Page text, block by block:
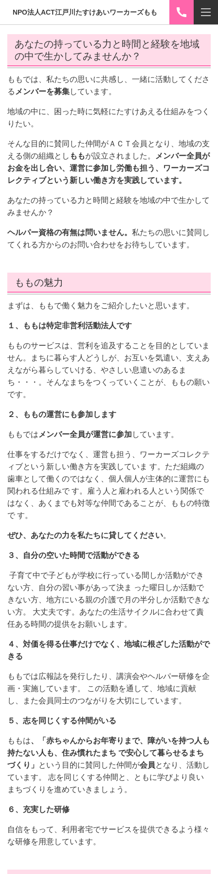
NPO法人ACT江戸川たすけあいワーカーズもも
あなたの持っている力と時間と経験を地域
の中で生かしてみませんか？
ももでは、私たちの思いに共感し、一緒に活動してくださ
る メンバーを募集しています。
地域の中に、困った時に気軽にたすけあえる仕組みをつく
りたい。
そんな目的に賛同した仲間がＡＣＴ会員となり、地域の支
える側の組織とし ももが設立されました。
メンバー全員が
お金を出し合い、運営に参加し労働も担う、ワーカーズコ
レクティブという新しい働き方を実践しています。
あなたの持っている力と時間と経験を地域の中で生かして
みませんか？
ヘルパー資格の有無は問いません。 私たちの思いに賛同し
てくれる方からのお問い合わせをお待ちしています。
ももの魅力
まずは、ももで働く魅力をご紹介したいと思います。
１、ももは特定非営利活動法人です
もものサービスは、営利を追及することを目的としていま
せん。まちに暮らす人どうしが、お互いを気遣い、支えあ
えながら暮らしていける、やさしい息遣いのあるま
ち・・・。そんなまちをつくっていくことが、ももの願い
です。
２、ももの運営にも参加します
ももでは メンバー全員が運営に参加 しています。
仕事をするだけでなく、運営も担う、ワーカーズコレクテ
ィブという新しい働き方を実践していま す。ただ組織の
歯車として働くのではなく、個人個人が主体的に運営にも
関われる仕組みで す。雇う人と雇われる人という関係で
はなく、あくまでも対等な仲間であることが、ももの特徴
で す。
ぜひ、あなたの力を私たちに貸してください。
３、自分の空いた時間で活動ができる
子育て中で子どもが学校に行っている間しか活動ができ
ない方、自分の習い事があって決ま った曜日しか活動で
きない方、地方にいる親の介護で月の半分しか活動できな
い方。 大丈夫です。あなたの生活サイクルに合わせて責
任ある時間の提供をお願いします。
４、対価を得る仕事だけでなく、地域に根ざした活動がで
きる
ももでは広報誌を発行したり、講演会やヘルパー研修を企
画・実施しています。 この活動を通して、地域に貢献
し、また会員同士のつながりを大切にしています。
５、志を同じくする仲間がいる
ももは、「赤ちゃんからお年寄りまで、障がいを持つ人も
持たない人も、住み慣れたまち で安心して暮らせるまち
づくり」
という目的に賛同した仲間が会員となり、活動し
ています。 志を同じくする仲間と、ともに学びより良い
まちづくりを進めていきましょう。
６、充実した研修
自信をもって、利用者宅でサービスを提供できるよう様々
な研修を用意しています。